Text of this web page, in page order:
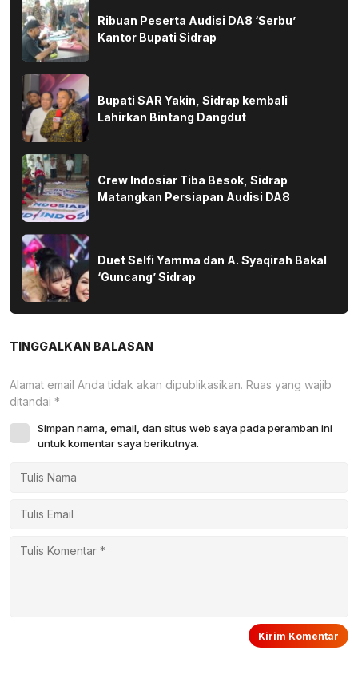
Ribuan Peserta Audisi DA8 ‘Serbu’
Kantor Bupati Sidrap
Bupati SAR Yakin, Sidrap kembali
Lahirkan Bintang Dangdut
Crew Indosiar Tiba Besok, Sidrap
Matangkan Persiapan Audisi DA8
Duet Selfi Yamma dan A. Syaqirah Bakal
‘Guncang’ Sidrap
TINGGALKAN BALASAN
Alamat email Anda tidak akan dipublikasikan. Ruas yang wajib
ditandai *
Simpan nama, email, dan situs web saya pada peramban ini
untuk komentar saya berikutnya.